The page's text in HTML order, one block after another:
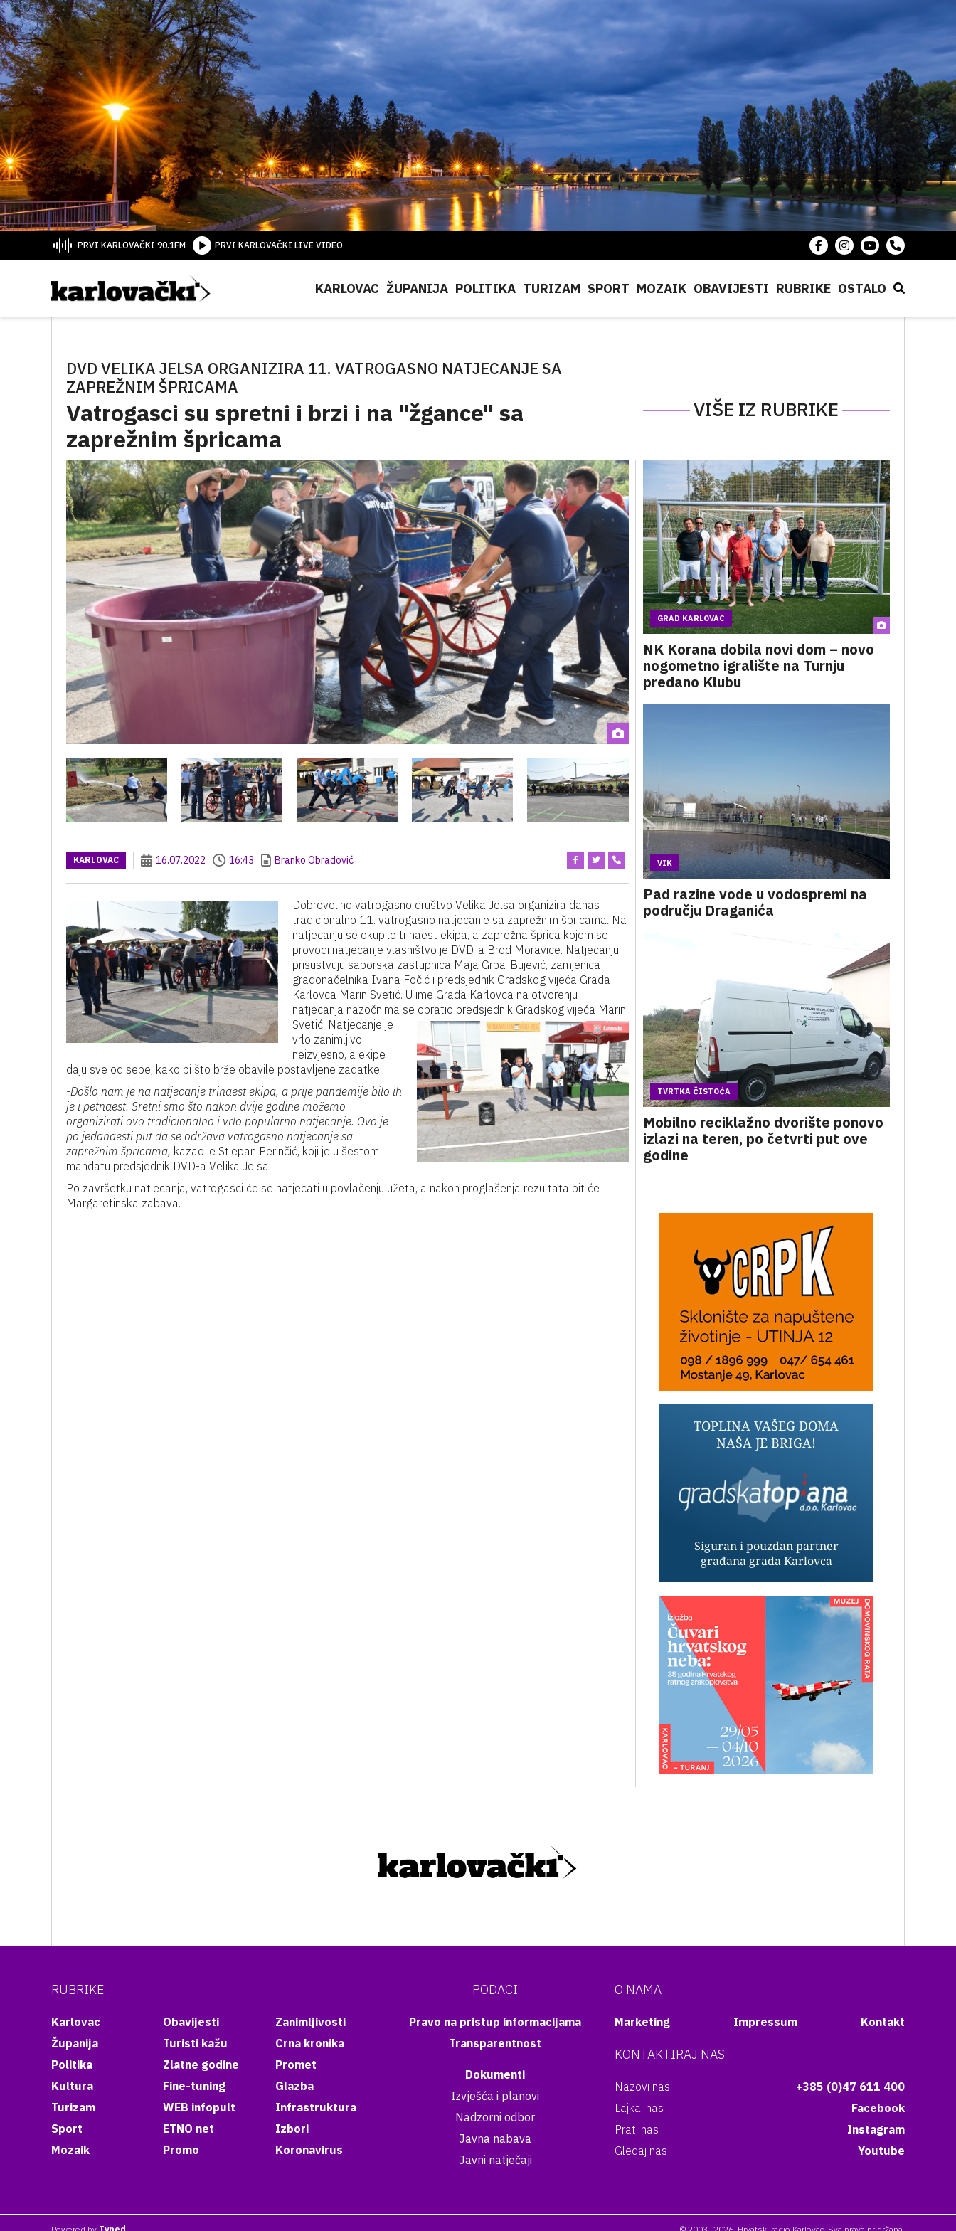
PRVI KARLOVAČKI 90.1FM PRVI KARLOVAČKI LIVE VIDEO
KARLOVAC ŽUPANIJA POLITIKA TURIZAM SPORT MOZAIK OBAVIJESTI RUBRIKE OSTALO
DVD VELIKA JELSA ORGANIZIRA 11. VATROGASNO NATJECANJE SA
ZAPREŽNIM ŠPRICAMA
Vatrogasci su spretni i brzi i na "žgance" sa
zaprežnim špricama
VIŠE IZ RUBRIKE
KARLOVAC 16.07.2022 16:43 Branko Obradović
Dobrovoljno vatrogasno društvo Velika Jelsa organizira danas
tradicionalno 11. vatrogasno natjecanje sa zaprežnim špricama. Na
natjecanju se okupilo trinaest ekipa, a zaprežna šprica kojom se
provodi natjecanje vlasništvo je DVD-a Brod Moravice. Natjecanju
prisustvuju saborska zastupnica Maja Grba-Bujević, zamjenica
gradonačelnika Ivana Fočić i predsjednik Gradskog vijeća Grada
Karlovca Marin Svetić. U ime Grada Karlovca na otvorenju
natjecanja nazočnima se obratio predsjednik Gradskog vijeća Marin
Svetić. Natjecanje je
vrlo zanimljivo i
neizvjesno, a ekipe
daju sve od sebe, kako bi što brže obavile postavljene zadatke.
-Došlo nam je na natjecanje trinaest ekipa, a prije pandemije bilo ih
je i petnaest. Sretni smo što nakon dvije godine možemo
organizirati ovo tradicionalno i vrlo popularno natjecanje. Ovo je
po jedanaesti put da se održava vatrogasno natjecanje sa
zaprežnim špricama, kazao je Stjepan Perinčić, koji je u šestom
mandatu predsjednik DVD-a Velika Jelsa.
Po završetku natjecanja, vatrogasci će se natjecati u povlačenju užeta, a nakon proglašenja rezultata bit će
Margaretinska zabava.
GRAD KARLOVAC
NK Korana dobila novi dom – novo
nogometno igralište na Turnju
predano Klubu
VIK
Pad razine vode u vodospremi na
području Draganića
TVRTKA ČISTOĆA
Mobilno reciklažno dvorište ponovo
izlazi na teren, po četvrti put ove
godine
RUBRIKE
Karlovac
Županija
Politika
Kultura
Turizam
Sport
Mozaik
Obavijesti
Turisti kažu
Zlatne godine
Fine-tuning
WEB infopult
ETNO net
Promo
Zanimljivosti
Crna kronika
Promet
Glazba
Infrastruktura
Izbori
Koronavirus
PODACI
Pravo na pristup informacijama
Transparentnost
Dokumenti
Izvješća i planovi
Nadzorni odbor
Javna nabava
Javni natječaji
O NAMA
Marketing Impressum Kontakt
KONTAKTIRAJ NAS
Nazovi nas
+385 (0)47 611 400
Lajkaj nas
Facebook
Prati nas
Instagram
Gledaj nas
Youtube
Powered by Typed © 2003- 2026. Hrvatski radio Karlovac. Sva prava pridržana.